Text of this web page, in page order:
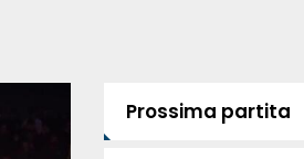
Prossima partita